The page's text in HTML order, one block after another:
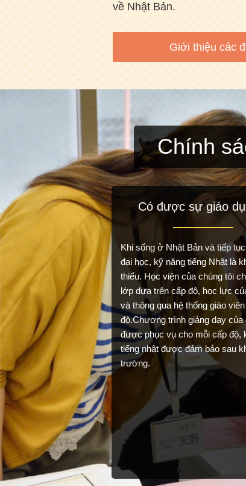
về Nhật Bản.
Giới thiệu các
Chính
Có được sự giáo
Khi sống ở Nhật Bản và tiếp
đại học, kỹ năng tiếng Nhật là
thiếu. Học viện của chúng tôi
lớp dựa trên cấp độ, học lực
và thông qua hệ thống giáo
độ.Chương trình giảng dạy của
được phục vụ cho mỗi cấp độ,
tiếng nhật được đảm bảo sau
trường.